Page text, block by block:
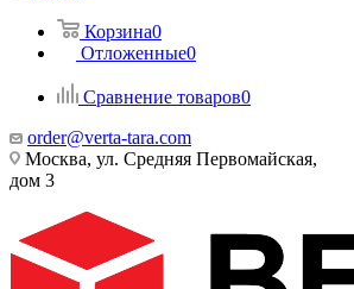
Корзина0
Отложенные0
Сравнение товаров0
order@verta-tara.com
Москва, ул. Средняя Первомайская,
дом 3